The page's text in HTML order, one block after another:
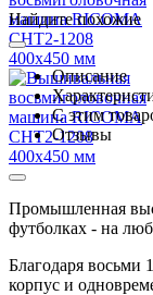
Найдите похожие
Описание
С этим
Отзывы
Промышленная
футболках - на
Благодаря
корпус и